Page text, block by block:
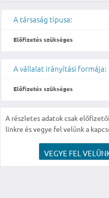
A társaság típusa:
Előfizetés szükséges
A vállalat irányítási formája:
Előfizetés szükséges
A részletes adatok csak
linkre és vegye fel velünk a
VEGYE FEL